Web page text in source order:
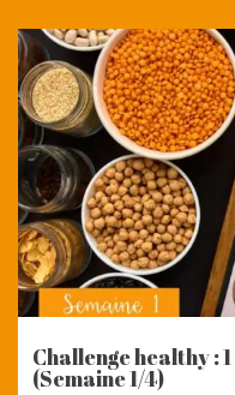
Challenge healthy :
(Semaine 1/4)